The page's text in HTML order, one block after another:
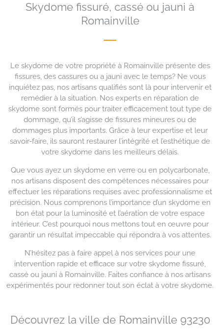
Skydome fissuré, cassé ou jauni à
Romainville
Le skydome de votre propriété à Romainville présente des
fissures, des cassures ou a jauni avec le temps? Ne vous
inquiétez pas, nos artisans qualifiés sont là pour intervenir et
remédier à la situation. Nos experts en réparation de
skydome sont formés pour traiter efficacement tout type de
dommage, qu’il s’agisse de fissures mineures ou de
dommages plus importants. Grâce à leur expertise et leur
savoir-faire, ils sauront restaurer l’intégrité et l’esthétique de
votre skydome dans les meilleurs délais.
Que vous ayez un skydome en verre ou en polycarbonate,
nos artisans disposent des compétences nécessaires pour
effectuer les réparations requises avec professionnalisme et
précision. Nous comprenons l’importance d’un skydome en
bon état pour la luminosité et l’aération de votre espace
intérieur. C’est pourquoi nous mettons tout en œuvre pour
garantir un résultat impeccable qui répondra à vos attentes.
N’hésitez pas à faire appel à nos services pour une
intervention rapide et efficace sur votre skydome fissuré,
cassé ou jauni à Romainville. Faites confiance à nos artisans
expérimentés pour redonner tout son éclat à votre skydome.
Découvrez la ville de Romainville 93230